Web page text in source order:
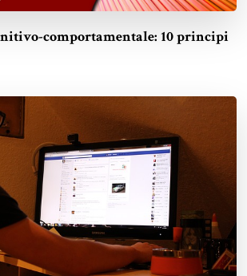
comportamentale: 10 principi